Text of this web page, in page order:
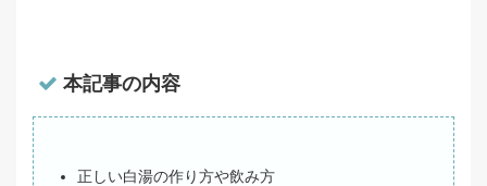
本記事の内容
正しい白湯の作り方や飲み方